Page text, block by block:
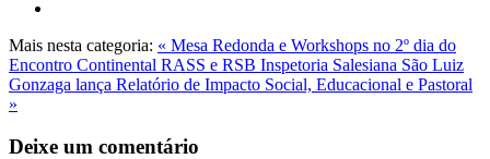
Mais nesta categoria: « Mesa Redonda e Workshops no 2º dia do
Encontro Continental RASS e RSB Inspetoria Salesiana São Luiz
Gonzaga lança Relatório de Impacto Social, Educacional e Pastoral
»
Deixe um comentário